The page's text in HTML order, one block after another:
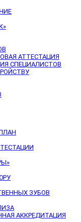
АТТЕСТАЦИЯ
СПЕЦИАЛИСТОВ
ЗУБОВ
АККРЕДИТАЦИЯ